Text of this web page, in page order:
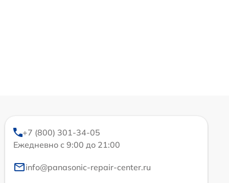
+7 (800) 301-34-05
Ежедневно с 9:00 до 21:00
info@panasonic-repair-center.ru